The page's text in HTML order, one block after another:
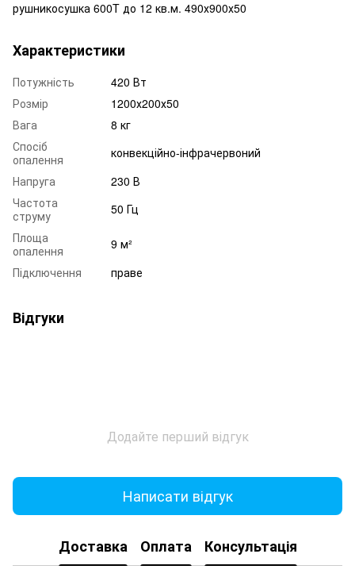
рушникосушка 600T до 12 кв.м. 490х900х50
Характеристики
Потужність
420 Вт
Розмір
1200х200х50
Вага
8 кг
Спосіб
опалення
конвекційно-інфрачервоний
Напруга
230 В
Частота
струму
50 Гц
Площа
опалення
9 м²
Підключення
праве
Відгуки
Додайте перший відгук
Написати відгук
Доставка Оплата Консультація